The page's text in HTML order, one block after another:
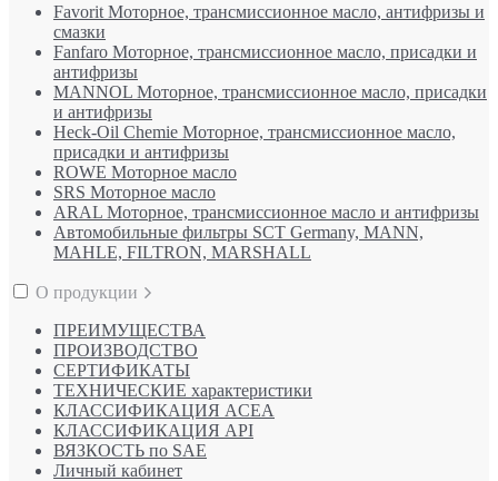
Favorit Моторное, трансмиссионное масло, антифризы и
смазки
Fanfaro Моторное, трансмиссионное масло, присадки и
антифризы
MANNOL Моторное, трансмиссионное масло, присадки
и антифризы
Heck-Oil Chemie Моторное, трансмиссионное масло,
присадки и антифризы
ROWE Моторное масло
SRS Моторное масло
ARAL Моторное, трансмиссионное масло и антифризы
Автомобильные фильтры SCT Germany, MANN,
MAHLE, FILTRON, MARSHALL
О продукции
ПРЕИМУЩЕСТВА
ПРОИЗВОДСТВО
СЕРТИФИКАТЫ
ТЕХНИЧЕСКИЕ характеристики
КЛАССИФИКАЦИЯ ACEA
КЛАССИФИКАЦИЯ API
ВЯЗКОСТЬ по SAE
Личный кабинет